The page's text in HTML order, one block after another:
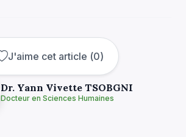
J'aime cet article (0)
Dr. Yann Vivette TSOBGNI
Docteur en Sciences Humaines